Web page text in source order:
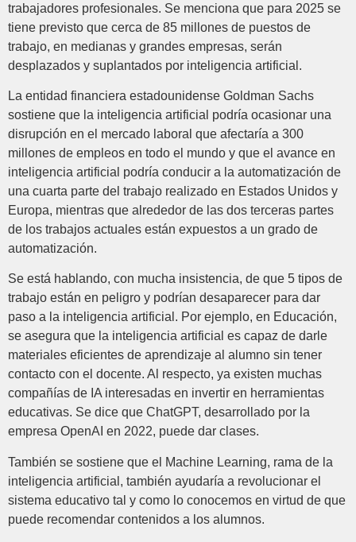
trabajadores profesionales. Se menciona que para 2025 se
tiene previsto que cerca de 85 millones de puestos de
trabajo, en medianas y grandes empresas, serán
desplazados y suplantados por inteligencia artificial.
La entidad financiera estadounidense Goldman Sachs
sostiene que la inteligencia artificial podría ocasionar una
disrupción en el mercado laboral que afectaría a 300
millones de empleos en todo el mundo y que el avance en
inteligencia artificial podría conducir a la automatización de
una cuarta parte del trabajo realizado en Estados Unidos y
Europa, mientras que alrededor de las dos terceras partes
de los trabajos actuales están expuestos a un grado de
automatización.
Se está hablando, con mucha insistencia, de que 5 tipos de
trabajo están en peligro y podrían desaparecer para dar
paso a la inteligencia artificial. Por ejemplo, en Educación,
se asegura que la inteligencia artificial es capaz de darle
materiales eficientes de aprendizaje al alumno sin tener
contacto con el docente. Al respecto, ya existen muchas
compañías de IA interesadas en invertir en herramientas
educativas. Se dice que ChatGPT, desarrollado por la
empresa OpenAI en 2022, puede dar clases.
También se sostiene que el Machine Learning, rama de la
inteligencia artificial, también ayudaría a revolucionar el
sistema educativo tal y como lo conocemos en virtud de que
puede recomendar contenidos a los alumnos.